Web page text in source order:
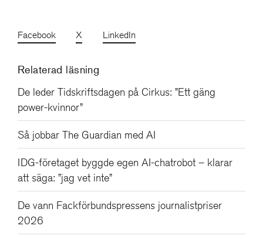
Facebook X LinkedIn
Relaterad läsning
De leder Tidskriftsdagen på Cirkus: ”Ett gäng
power-kvinnor”
Så jobbar The Guardian med AI
IDG-företaget byggde egen AI-chatrobot – klarar
att säga: ”jag vet inte”
De vann Fackförbundspressens journalistpriser
2026